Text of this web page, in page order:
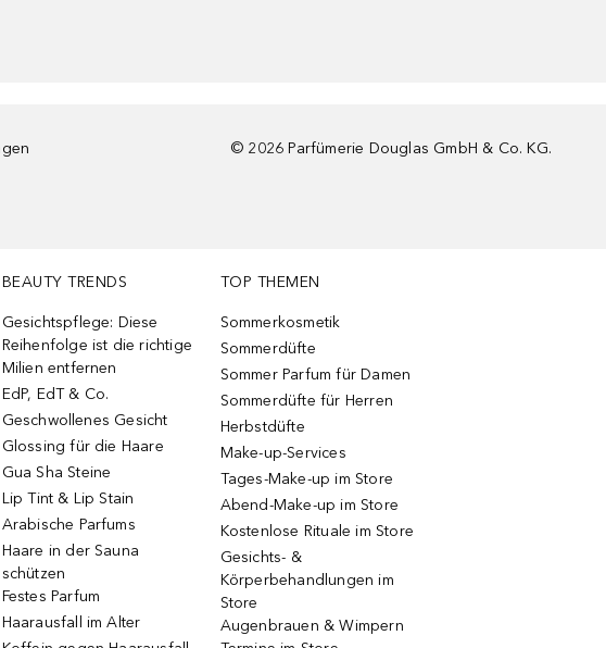
© 2026 Parfümerie Douglas GmbH & Co. KG.
BEAUTY TRENDS
Gesichtspflege: Diese
Reihenfolge ist die richtige
Milien entfernen
EdP, EdT & Co.
Geschwollenes Gesicht
Glossing für die Haare
Gua Sha Steine
Lip Tint & Lip Stain
Arabische Parfums
Haare in der Sauna
schützen
Festes Parfum
Haarausfall im Alter
TOP THEMEN
Sommerkosmetik
Sommerdüfte
Sommer Parfum für Damen
Sommerdüfte für Herren
Herbstdüfte
Make-up-Services
Tages-Make-up im Store
Abend-Make-up im Store
Kostenlose Rituale im Store
Gesichts- &
Körperbehandlungen im
Store
Augenbrauen & Wimpern